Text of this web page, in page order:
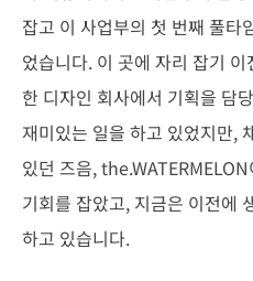
잡고 이 사업부의 첫 번째 풀타
었습니다. 이 곳에 자리 잡기
한 디자인 회사에서 기획을 담
재미있는 일을 하고 있었지만,
있던 즈음,
기회를 잡았고, 지금은 이전에
하고 있습니다.